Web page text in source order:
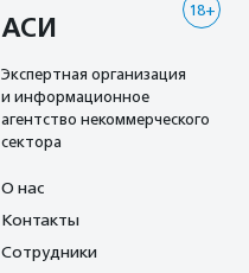
18+
АСИ
Экспертная организация
и информационное
агентство некоммерческого
сектора
О нас
Контакты
Сотрудники